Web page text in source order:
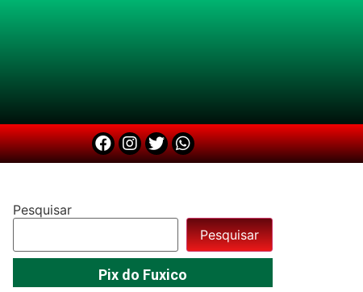
Pesquisar
Pesquisar
Pix do Fuxico